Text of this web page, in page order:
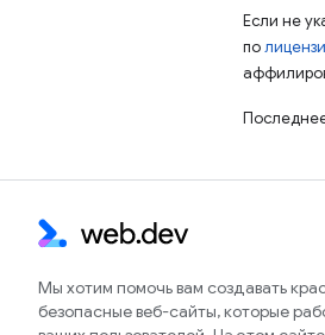
Если не
по
Мы хотим помочь вам создавать
безопасные веб-сайты, которые